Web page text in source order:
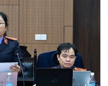
Thị trường
Giá vàng
Tiêu dùng
Tỷ giá
Chứng khoán
Giá cà phê